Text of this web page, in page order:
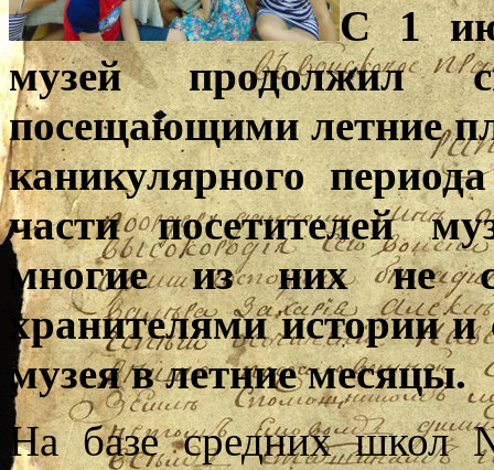
C 1
музей продолжил
посещающими летние
каникулярного
части посетителей
многие из них не
хранителями истории
музея в летние месяцы.
На базе средних